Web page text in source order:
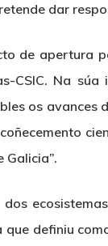
dar
de apertura
CSIC. Na súa
os avances
definiu